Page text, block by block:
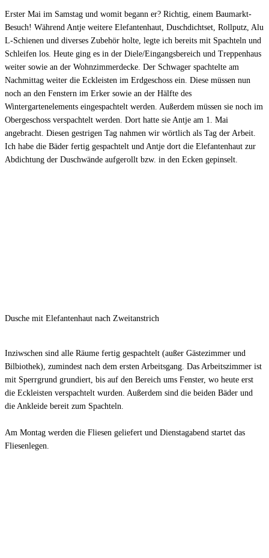
Erster Mai im Samstag und womit begann er? Richtig, einem Baumarkt-
Besuch! Während Antje weitere Elefantenhaut, Duschdichtset, Rollputz, Alu
L-Schienen und diverses Zubehör holte, legte ich bereits mit Spachteln und
Schleifen los. Heute ging es in der Diele/Eingangsbereich und Treppenhaus
weiter sowie an der Wohnzimmerdecke. Der Schwager spachtelte am
Nachmittag weiter die Eckleisten im Erdgeschoss ein. Diese müssen nun
noch an den Fenstern im Erker sowie an der Hälfte des
Wintergartenelements eingespachtelt werden. Außerdem müssen sie noch im
Obergeschoss verspachtelt werden. Dort hatte sie Antje am 1. Mai
angebracht. Diesen gestrigen Tag nahmen wir wörtlich als Tag der Arbeit.
Ich habe die Bäder fertig gespachtelt und Antje dort die Elefantenhaut zur
Abdichtung der Duschwände aufgerollt bzw. in den Ecken gepinselt.
Dusche mit Elefantenhaut nach Zweitanstrich
Inziwschen sind alle Räume fertig gespachtelt (außer Gästezimmer und
Bilbiothek), zumindest nach dem ersten Arbeitsgang. Das Arbeitszimmer ist
mit Sperrgrund grundiert, bis auf den Bereich ums Fenster, wo heute erst
die Eckleisten verspachtelt wurden. Außerdem sind die beiden Bäder und
die Ankleide bereit zum Spachteln.
Am Montag werden die Fliesen geliefert und Dienstagabend startet das
Fliesenlegen.